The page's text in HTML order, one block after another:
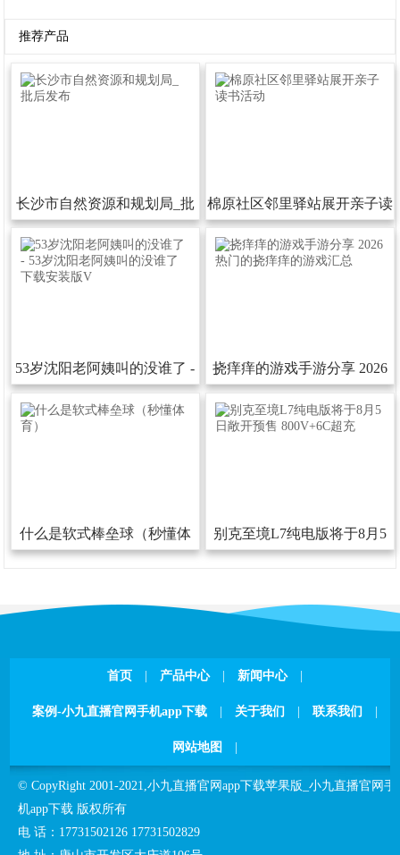
推荐产品
长沙市自然资源和规划局_批
棉原社区邻里驿站展开亲子读
53岁沈阳老阿姨叫的没谁了-
挠痒痒的游戏手游分享2026
什么是软式棒垒球（秒懂体
别克至境L7纯电版将于8月5
首页 产品中心 新闻中心
案例-小九直播官网手机app下载 关于我们 联系我们
网站地图
©CopyRight2001-2021,小九直播官网app下载苹果版_小九直播官网手
机app下载版权所有
电话： 17731502126 17731502829